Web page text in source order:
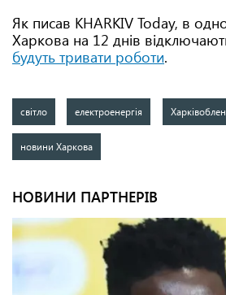
Як писав KHARKIV Today, в
Харкова на 12 днів
будуть тривати роботи.
світло електроенергія
новини Харкова